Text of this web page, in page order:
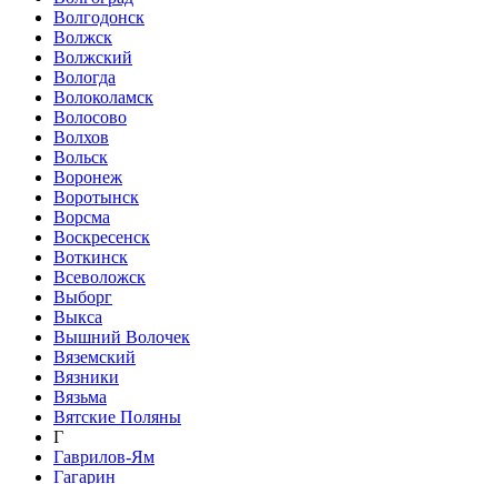
Волгодонск
Волжск
Волжский
Вологда
Волоколамск
Волосово
Волхов
Вольск
Воронеж
Воротынск
Ворсма
Воскресенск
Воткинск
Всеволожск
Выборг
Выкса
Вышний Волочек
Вяземский
Вязники
Вязьма
Вятские Поляны
Г
Гаврилов-Ям
Гагарин